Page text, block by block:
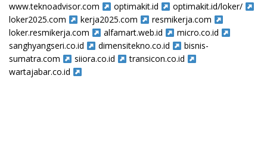
www.teknoadvisor.com
optimakit.id
optimakit.id/loker/
loker2025.com
kerja2025.com
resmikerja.com
loker.resmikerja.com
alfamart.web.id
micro.co.id
sanghyangseri.co.id
dimensitekno.co.id
bisnis-
sumatra.com
siiora.co.id
transicon.co.id
wartajabar.co.id